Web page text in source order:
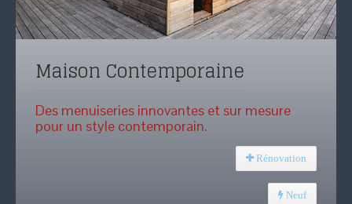
Maison Contemporaine
Des menuiseries innovantes et sur mesure
pour un style contemporain.
Rénovation
Neuf